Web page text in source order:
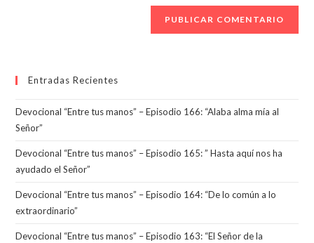
Entradas Recientes
Devocional “Entre tus manos” – Episodio 166: “Alaba alma mía al
Señor”
Devocional “Entre tus manos” – Episodio 165: ” Hasta aquí nos ha
ayudado el Señor”
Devocional “Entre tus manos” – Episodio 164: “De lo común a lo
extraordinario”
Devocional “Entre tus manos” – Episodio 163: “El Señor de la